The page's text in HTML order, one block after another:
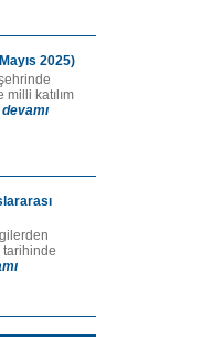
2025)
katılım
devamı
tarihinde